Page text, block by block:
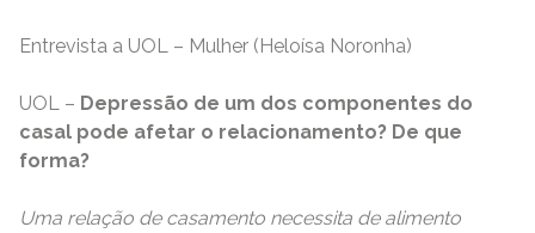
Entrevista a UOL – Mulher (Heloísa Noronha)
UOL – Depressão de um dos componentes do
casal pode afetar o relacionamento? De que
forma?
Uma relação de casamento necessita de alimento